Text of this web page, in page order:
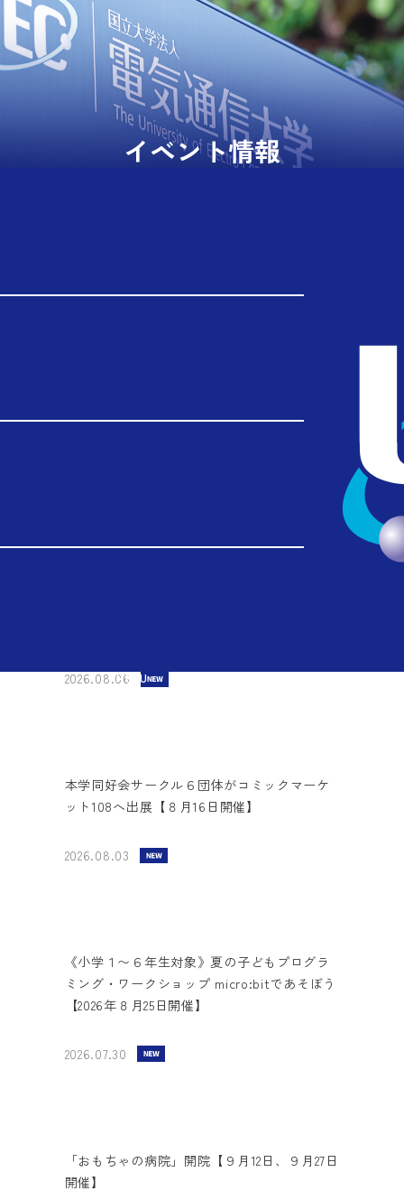
MENU
イベント情報
2026.08.06
本学同好会サークル６団体がコミックマーケ
ット108へ出展【８月16日開催】
2026.08.03
《小学１〜６年生対象》夏の子どもプログラ
ミング・ワークショップ micro:bitであそぼう
【2026年８月25日開催】
2026.07.30
「おもちゃの病院」開院【９月12日、９月27日
開催】